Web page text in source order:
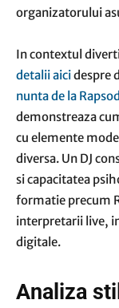
organizatorului
In contextul
detalii aicidespre
nunta de la
demonstreaza
cu elemente
diversa. Un DJ
si capacitatea
formatie precum
interpretarii live,
digitale.
Analiza